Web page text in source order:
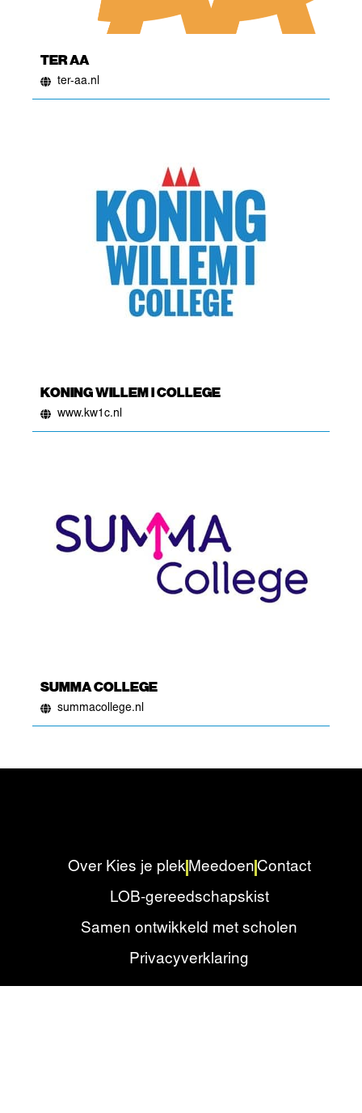
TER AA
ter-aa.nl
KONING WILLEM I COLLEGE
www.kw1c.nl
SUMMA COLLEGE
summacollege.nl
Over Kies je plek Meedoen Contact
LOB-gereedschapskist
Samen ontwikkeld met scholen
Privacyverklaring